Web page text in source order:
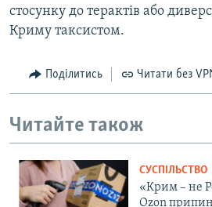
стосунку до терактів або
Криму таксистом.
Поділитись Читати без
Читайте також
СУСПІЛЬСТВО
«Крим – не
Ozon